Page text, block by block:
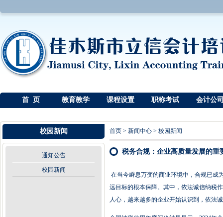
首 页 教育教学 课程设置 职称考试 会计公
校园新闻
通知公告
校园新闻
首页 > 新闻中心 > 校园新闻
税务合规：企业高质量发展的重
在当今瞬息万变的商业环境中，合规已成
远目标的根本保障。其中，依法诚信纳税
人心，越来越多的企业开始认识到，依法